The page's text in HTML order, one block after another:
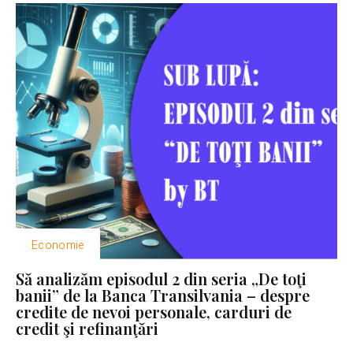
Economie
Să analizăm episodul 2 din seria „De toţi
banii” de la Banca Transilvania – despre
credite de nevoi personale, carduri de
credit şi refinanţări